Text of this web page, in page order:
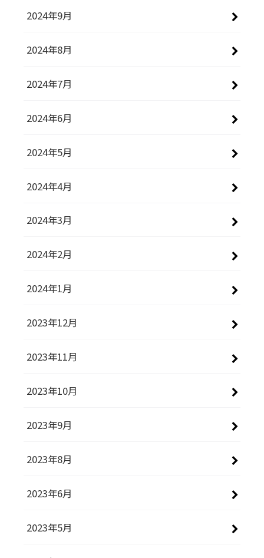
2024年9月
2024年8月
2024年7月
2024年6月
2024年5月
2024年4月
2024年3月
2024年2月
2024年1月
2023年12月
2023年11月
2023年10月
2023年9月
2023年8月
2023年6月
2023年5月